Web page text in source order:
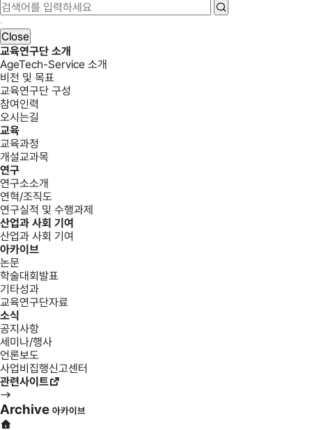
Close
교육연구단 소개
AgeTech-Service 소개
비전 및 목표
교육연구단 구성
참여인력
오시는길
교육
교육과정
개설교과목
연구
연구소소개
연혁/조직도
연구실적 및 수행과제
산업과 사회 기여
산업과 사회 기여
아카이브
논문
학술대회발표
기타성과
교육연구단자료
소식
공지사항
세미나/행사
언론보도
사업비집행신고센터
관련사이트
Archive 아카이브